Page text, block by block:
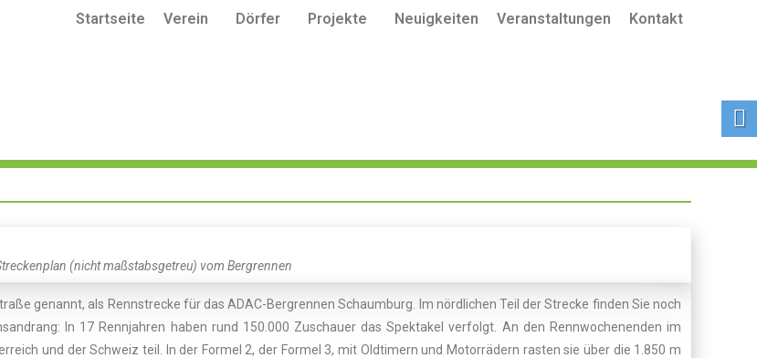
Startseite Verein Dörfer Projekte Neuigkeiten Veranstaltungen Kontakt
(nicht maßstabsgetreu) vom Bergrennen
genannt, als Rennstrecke für das ADAC-Bergrennen Schaumburg. Im nördlichen Teil der Strecke finden Sie noch
In 17 Rennjahren haben rund 150.000 Zuschauer das Spektakel verfolgt. An den Rennwochenenden im
und der Schweiz teil. In der Formel 2, der Formel 3, mit Oldtimern und Motorrädern rasten sie über die 1.850 m